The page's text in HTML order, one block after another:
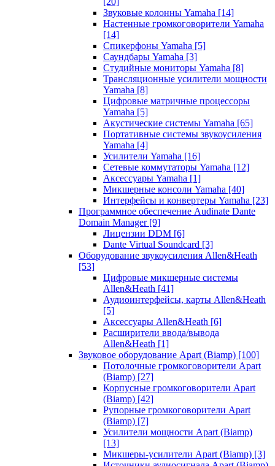
Звуковые колонны Yamaha [14]
Настенные громкоговорители Yamaha
[14]
Спикерфоны Yamaha [5]
Саундбары Yamaha [3]
Студийные мониторы Yamaha [8]
Трансляционные усилители мощности
Yamaha [8]
Цифровые матричные процессоры
Yamaha [5]
Акустические системы Yamaha [65]
Портативные системы звукоусиления
Yamaha [4]
Усилители Yamaha [16]
Сетевые коммутаторы Yamaha [12]
Аксессуары Yamaha [1]
Микшерные консоли Yamaha [40]
Интерфейсы и конвертеры Yamaha [23]
Программное обеспечение Audinate Dante
Domain Manager [9]
Лицензии DDM [6]
Dante Virtual Soundcard [3]
Оборудование звукоусиления Allen&Heath
[53]
Цифровые микшерные системы
Allen&Heath [41]
Аудиоинтерфейсы, карты Allen&Heath
[5]
Аксессуары Allen&Heath [6]
Расширители ввода/вывода
Allen&Heath [1]
Звуковое оборудование Apart (Biamp) [100]
Потолочные громкоговорители Apart
(Biamp) [27]
Корпусные громкоговорители Apart
(Biamp) [42]
Рупорные громкоговорители Apart
(Biamp) [7]
Усилители мощности Apart (Biamp)
[13]
Микшеры-усилители Apart (Biamp) [3]